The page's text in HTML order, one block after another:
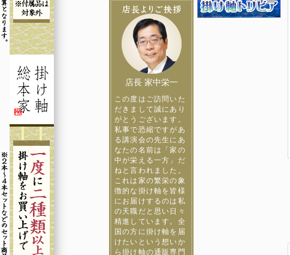
店長 家中栄一
この度はご訪問いた
だきまして誠にあり
がとうございます。
私事で恐縮ですがあ
る講演会の先生にあ
なたの名前は「家の
中が栄える一方」だ
ねと言われました。
これは家の繁栄の象
徴的な掛け軸を皆様
にお届けするのは私
の天職だと思い日々
精進しています。全
国の方に掛け軸を届
けたいという想いか
ら掛け軸の通販専門